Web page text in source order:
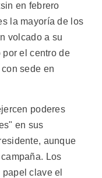
en febrero
la mayoría de los
volcado a su
el centro de
sede en
poderes
en sus
aunque
Los
clave el